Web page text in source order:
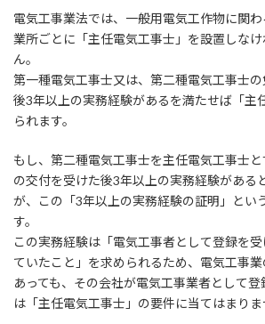
電気工事業法では、一般用電気工作物に関
業所ごとに「主任電気工事士」を設置しな
ん。
第一種電気工事士又は、第二種電気工事士
後3年以上の実務経験があるを満たせば「主
られます。
もし、第二種電気工事士を主任電気工事士
の交付を受けた後3年以上の実務経験がある
が、この「3年以上の実務経験の証明」とい
す。
この実務経験は「電気工事者として登録を
ていたこと」を求められるため、電気工事
あっても、その会社が電気工事業者として
は「主任電気工事士」の要件に当てはまりま